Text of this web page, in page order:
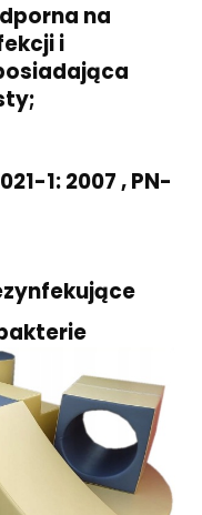
na
i
1: 2007 , PN-